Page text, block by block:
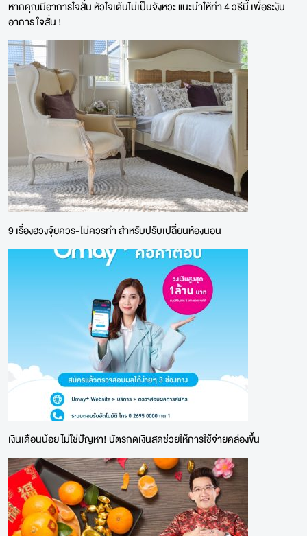
หากคุณมีอาการใจสั่น หัวใจเต้นไม่เป็นจังหวะ แนะนำให้ทำ 4 วิธีนี้ เพื่อระงับ
อาการ ใจสั่น !
9 เรื่องฮวงจุ้ยควร-ไม่ควรทำ สำหรับปรับเปลี่ยนห้องนอน
เงินเดือนน้อย ไม่ใช่ปัญหา! บัตรกดเงินสดช่วยให้การใช้จ่ายคล่องขึ้น